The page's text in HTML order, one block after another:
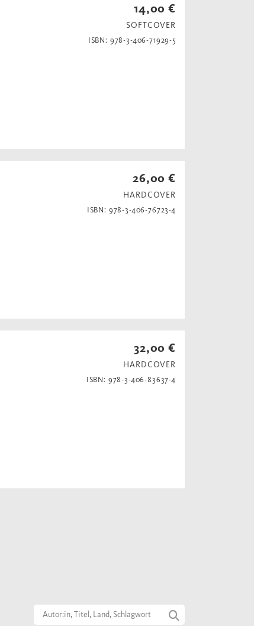
14,00 €
SOFTCOVER
ISBN: 978-3-406-71929-5
26,00 €
HARDCOVER
ISBN: 978-3-406-76723-4
32,00 €
HARDCOVER
ISBN: 978-3-406-83637-4